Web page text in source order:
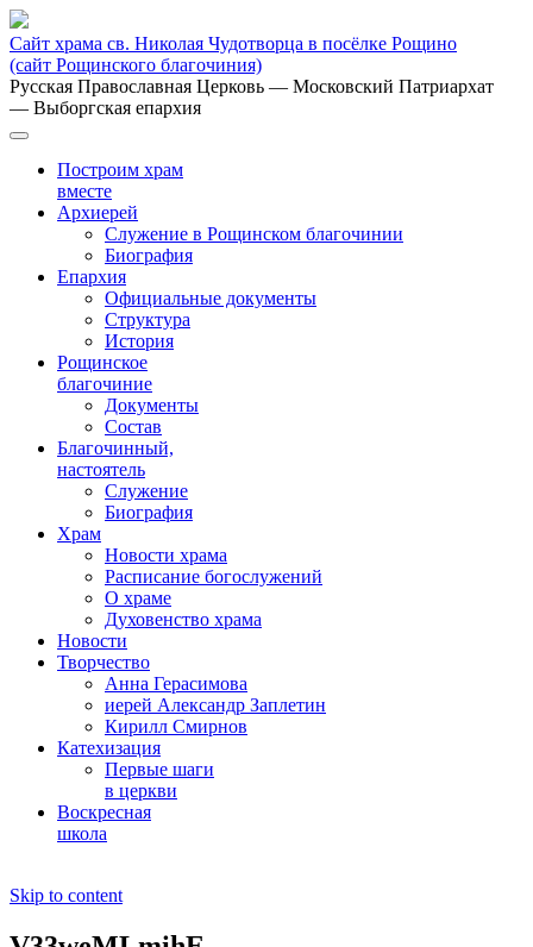
Сайт храма св. Николая Чудотворца в посёлке Рощино
(сайт Рощинского благочиния)
Русская Православная Церковь — Московский Патриархат
— Выборгская епархия
Построим храм
вместе
Архиерей
Служение в Рощинском благочинии
Биография
Епархия
Официальные документы
Структура
История
Рощинское
благочиние
Документы
Состав
Благочинный,
настоятель
Служение
Биография
Храм
Новости храма
Расписание богослужений
О храме
Духовенство храма
Новости
Творчество
Анна Герасимова
иерей Александр Заплетин
Кирилл Смирнов
Катехизация
Первые шаги
в церкви
Воскресная
школа
Skip to content